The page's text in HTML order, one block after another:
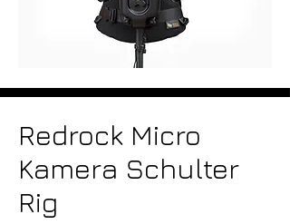
Redrock Micro
Kamera Schulter
Rig